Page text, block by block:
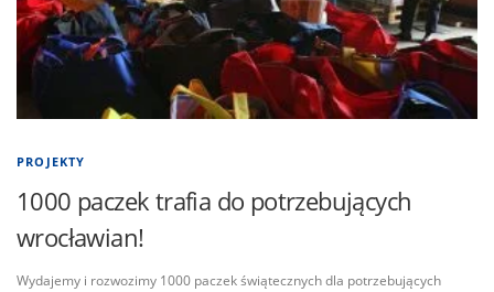
PROJEKTY
1000 paczek trafia do potrzebujących
wrocławian!
Wydajemy i rozwozimy 1000 paczek świątecznych dla potrzebujących